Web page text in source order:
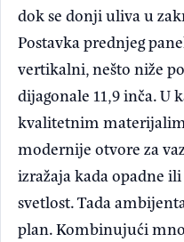
dok se donji uliva u
Postavka prednjeg
vertikalni, nešto niže
dijagonale 11,9 inča. U
kvalitetnim
modernije otvore za
izražaja kada opadne
svetlost. Tada
plan. Kombinujući